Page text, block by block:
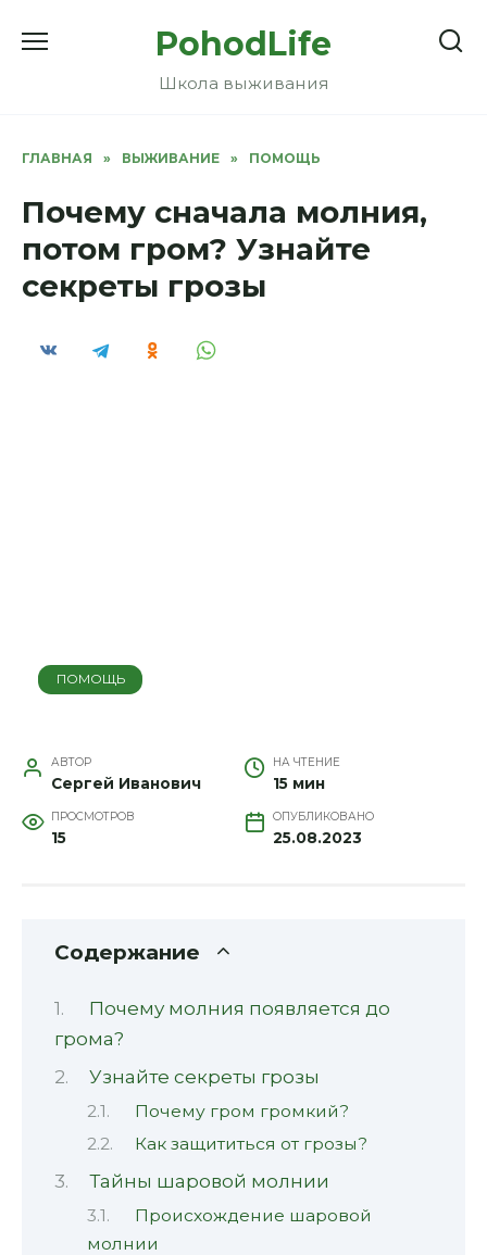
PohodLife
Школа выживания
ГЛАВНАЯ » ВЫЖИВАНИЕ » ПОМОЩЬ
Почему сначала молния,
потом гром? Узнайте
секреты грозы
ПОМОЩЬ
АВТОР
Сергей Иванович
НА ЧТЕНИЕ
15 мин
ПРОСМОТРОВ
15
ОПУБЛИКОВАНО
25.08.2023
Содержание
Почему молния появляется до
грома?
Узнайте секреты грозы
Почему гром громкий?
Как защититься от грозы?
Тайны шаровой молнии
Происхождение шаровой
молнии